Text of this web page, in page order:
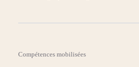
Compétences mobilisées